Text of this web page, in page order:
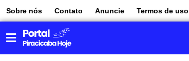
Sobre nós Contato Anuncie Termos de uso